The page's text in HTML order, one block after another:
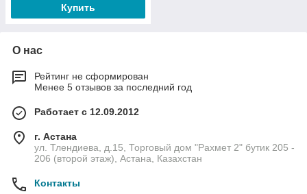
Купить
О нас
Рейтинг не сформирован
Менее 5 отзывов за последний год
Работает с 12.09.2012
г. Астана
ул. Тлендиева, д.15, Торговый дом "Рахмет 2" бутик 205 -
206 (второй этаж), Астана, Казахстан
Контакты